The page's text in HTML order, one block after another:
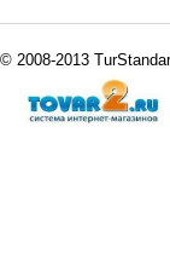
© 2008-2013